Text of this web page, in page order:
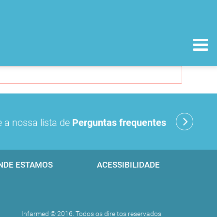
a nossa lista de Perguntas frequentes
ESTAMOS ACESSIBILIDADE
Infarmed © 2016. Todos os direitos reservados